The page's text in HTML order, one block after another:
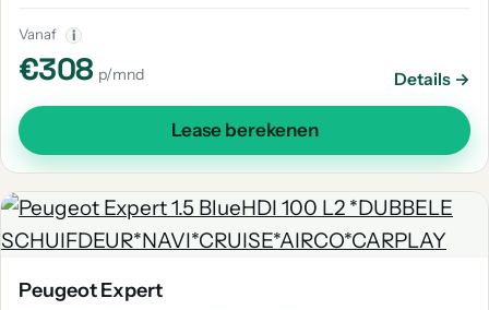
Vanaf i
€308 p/mnd Details →
Lease berekenen
Peugeot Expert